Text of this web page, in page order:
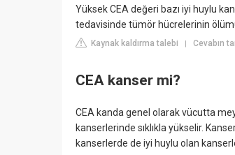
Yüksek CEA değeri bazı iyi huylu
tedavisinde tümör hücrelerinin
Kaynak kaldırma talebi | Cevabın
CEA kanser mi?
CEA kanda genel olarak vücutta
kanserlerinde sıklıkla yükselir.
kanserlerde de iyi huylu olan